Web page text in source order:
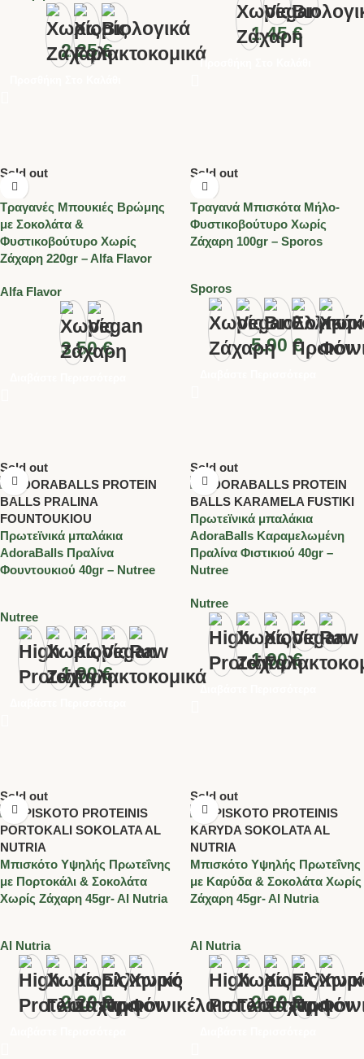
2.25€
1.45€
Προσθήκη Στο Καλάθι
Sold out
Τραγανές Μπουκιές Βρώμης
με Σοκολάτα &
Φυστικοβούτυρο Χωρίς
Ζάχαρη 220gr – Alfa Flavor
Alfa Flavor
3.50€
Sold out
Τραγανά Μπισκότα Μήλο-
Φυστικοβούτυρο Χωρίς
Ζάχαρη 100gr – Sporos
Sporos
5.90€
Sold out
Πρωτεϊνικά μπαλάκια
AdoraBalls Πραλίνα
Φουντουκιού 40gr – Nutree
Nutree
1.90€
Sold out
Πρωτεϊνικά μπαλάκια
AdoraBalls Καραμελωμένη
Πραλίνα Φιστικιού 40gr –
Nutree
Nutree
1.90€
Sold out
Μπισκότο Υψηλής Πρωτεΐνης
με Πορτοκάλι & Σοκολάτα
Χωρίς Ζάχαρη 45gr- Al Nutria
Al Nutria
2.20€
Sold out
Μπισκότο Υψηλής Πρωτεΐνης
με Καρύδα & Σοκολάτα Χωρίς
Ζάχαρη 45gr- Al Nutria
Al Nutria
2.20€